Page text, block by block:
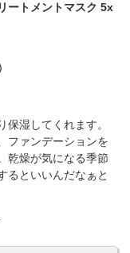
ートメントマスク 5x
湿してくれます。
ファンデーションを
乾燥が気になる季節
るといいんだなぁと